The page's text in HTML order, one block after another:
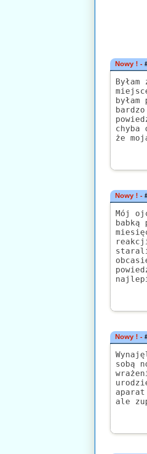
Nowy ! -
chyba
że
Nowy ! -
Mój
babką
Nowy ! -
sobą
ale